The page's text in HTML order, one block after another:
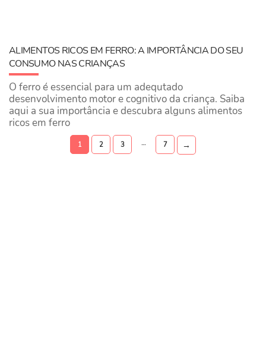
ALIMENTOS RICOS EM FERRO: A IMPORTÂNCIA DO SEU
CONSUMO NAS CRIANÇAS
O ferro é essencial para um adequtado
desenvolvimento motor e cognitivo da criança. Saiba
aqui a sua importância e descubra alguns alimentos
ricos em ferro
1 2 3 … 7 →